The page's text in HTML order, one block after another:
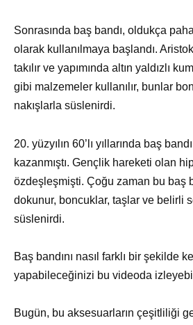
Sonrasında baş bandı, oldukça
olarak kullanılmaya başlandı.
takılır ve yapımında altın yaldızlı
gibi malzemeler kullanılır, bunlar
nakışlarla süslenirdi.
20. yüzyılın 60’lı yıllarında baş
kazanmıştı. Gençlik hareketi olan
özdeşleşmişti. Çoğu zaman bu baş
dokunur, boncuklar, taşlar ve belirli
süslenirdi.
Baş bandını nasıl farklı bir şekilde
yapabileceğinizi bu videoda
Bugün, bu aksesuarların çeşitliliği